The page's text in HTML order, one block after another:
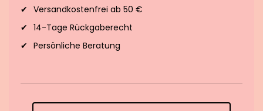
Versandkostenfrei ab 50 €
14-Tage Rückgaberecht
Persönliche Beratung